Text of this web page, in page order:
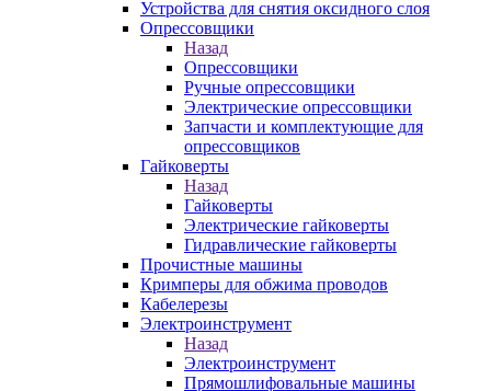
Устройства для снятия оксидного слоя
Опрессовщики
Назад
Опрессовщики
Ручные опрессовщики
Электрические опрессовщики
Запчасти и комплектующие для
опрессовщиков
Гайковерты
Назад
Гайковерты
Электрические гайковерты
Гидравлические гайковерты
Прочистные машины
Кримперы для обжима проводов
Кабелерезы
Электроинструмент
Назад
Электроинструмент
Прямошлифовальные машины